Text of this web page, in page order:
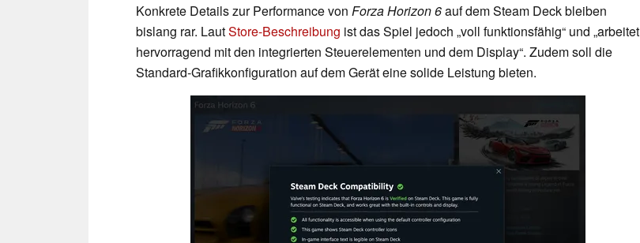
Konkrete Details zur Performance von Forza Horizon 6auf dem Steam Deck bleiben
bislang rar. LautStore-Beschreibung ist das Spiel jedoch „voll funktionsfähig“ und „arbeitet
hervorragend mit den integrierten Steuerelementen und dem Display“. Zudem soll die
Standard-Grafikkonfiguration auf dem Gerät eine solide Leistung bieten.